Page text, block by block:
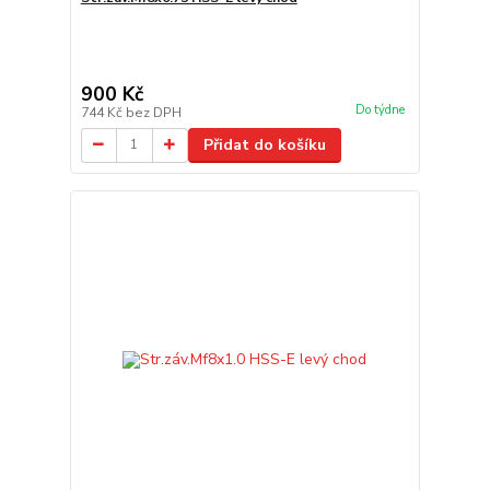
900 Kč
744 Kč bez DPH Do týdne
Přidat do košíku